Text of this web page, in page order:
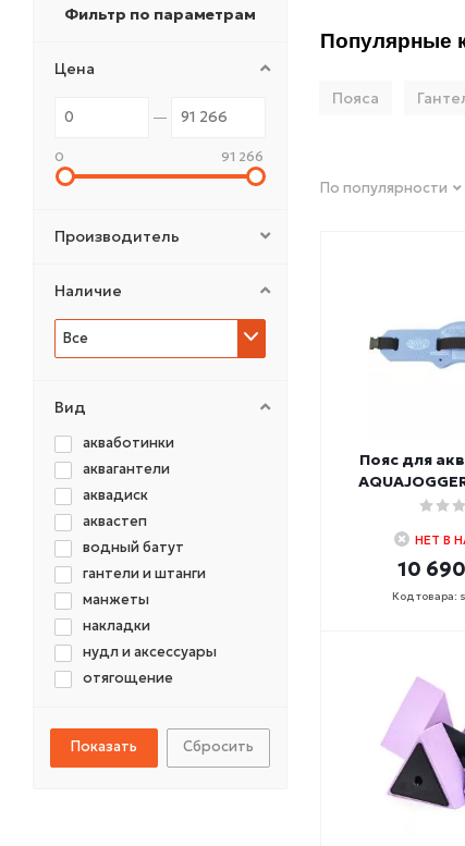
Популярные
Пояса
По популярности
Пояс для
НЕТ В
10
Код товара:
Фильтр по параметрам
Цена
0 91 266
Производитель
Наличие
Все
Вид
акваботинки
аквагантели
аквадиск
аквастеп
водный батут
гантели и штанги
манжеты
накладки
нудл и аксессуары
отягощение
пояс
утяжелители
Сбросить